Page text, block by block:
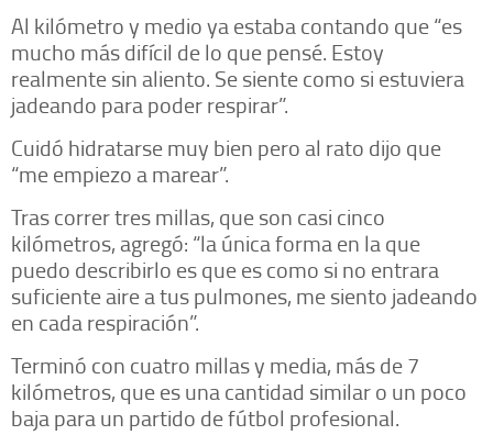
Al kilómetro y medio ya estaba contando que “es
mucho más difícil de lo que pensé. Estoy
realmente sin aliento. Se siente como si estuviera
jadeando para poder respirar”.
Cuidó hidratarse muy bien pero al rato dijo que
“me empiezo a marear”.
Tras correr tres millas, que son casi cinco
kilómetros, agregó: “la única forma en la que
puedo describirlo es que es como si no entrara
suficiente aire a tus pulmones, me siento jadeando
en cada respiración”.
Terminó con cuatro millas y media, más de 7
kilómetros, que es una cantidad similar o un poco
baja para un partido de fútbol profesional.